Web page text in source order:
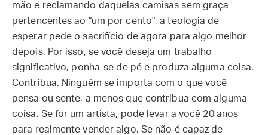
mão e reclamando daquelas camisas sem graça
pertencentes ao "um por cento", a teologia de
esperar pede o sacrifício de agora para algo melhor
depois. Por isso, se você deseja um trabalho
significativo, ponha-se de pé e produza alguma coisa.
Contribua. Ninguém se importa com o que você
pensa ou sente, a menos que contribua com alguma
coisa. Se for um artista, pode levar a você 20 anos
para realmente vender algo. Se não é capaz de